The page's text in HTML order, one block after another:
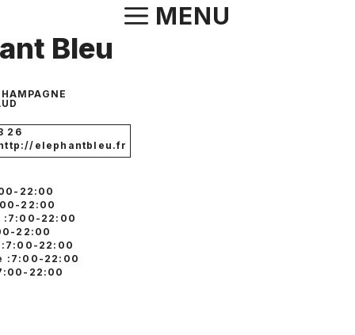
contenu
MENU
Bleu
26
elephantbleu.fr
22:00
22:00
:7:00-22:00
22:00
22:00
:7:00-22:00
22:00